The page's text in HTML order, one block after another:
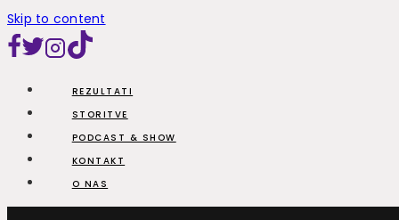
Skip to content
REZULTATI
STORITVE
PODCAST & SHOW
KONTAKT
O NAS